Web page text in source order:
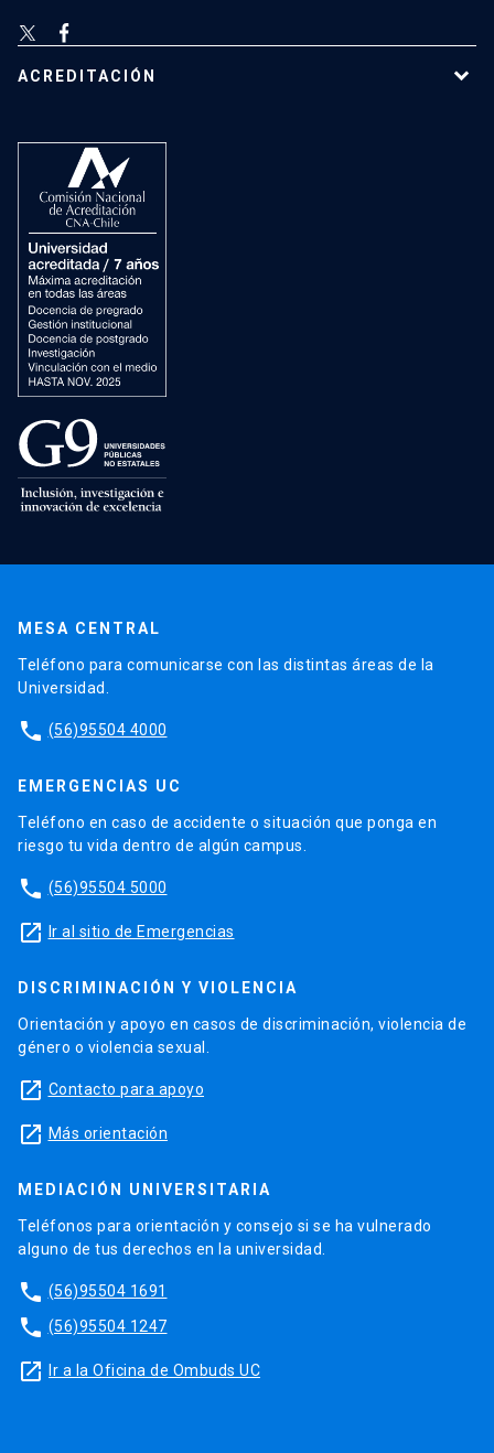
ACREDITACIÓN
MESA CENTRAL
Teléfono para comunicarse con las distintas áreas de la
Universidad.
phone (56)95504 4000
EMERGENCIAS UC
Teléfono en caso de accidente o situación que ponga en
riesgo tu vida dentro de algún campus.
phone (56)95504 5000
launch Ir al sitio de Emergencias
DISCRIMINACIÓN Y VIOLENCIA
Orientación y apoyo en casos de discriminación, violencia de
género o violencia sexual.
launch Contacto para apoyo
launch Más orientación
MEDIACIÓN UNIVERSITARIA
Teléfonos para orientación y consejo si se ha vulnerado
alguno de tus derechos en la universidad.
phone (56)95504 1691
phone (56)95504 1247
launch Ir a la Oficina de Ombuds UC